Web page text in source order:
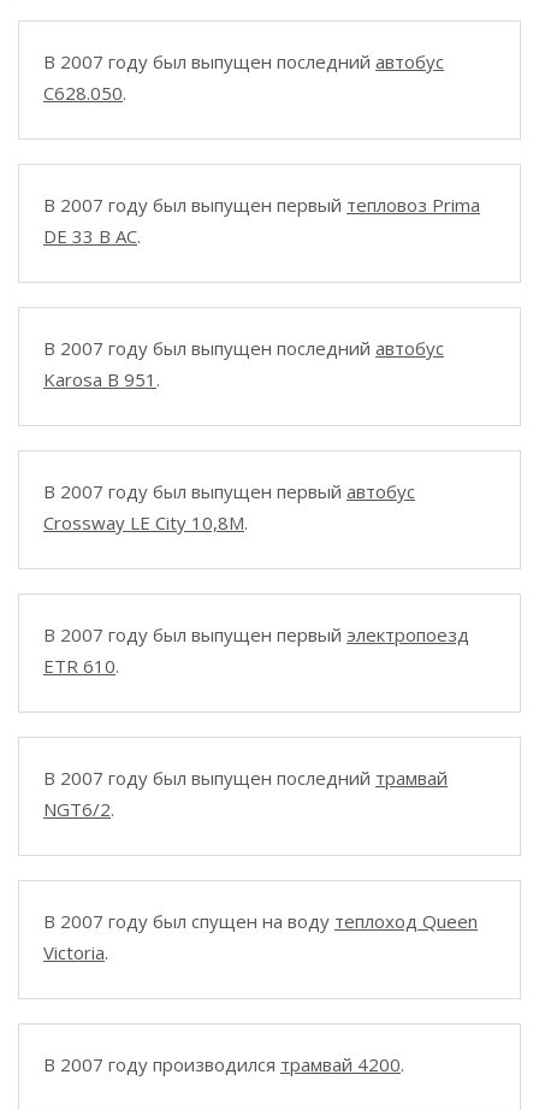
В 2007 году был выпущен последний автобус
C628.050.
В 2007 году был выпущен первый тепловоз Prima
DE 33 B AC.
В 2007 году был выпущен последний автобус
Karosa B 951 .
В 2007 году был выпущен первый автобус
Crossway LE City 10,8M.
В 2007 году был выпущен первый электропоезд
ETR 610.
В 2007 году был выпущен последний трамвай
NGT6/2.
В 2007 году был спущен на воду теплоход Queen
Victoria.
В 2007 году производился трамвай 4200.